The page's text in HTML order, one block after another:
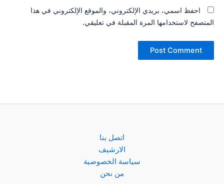
احفظ اسمي، بريدي الإلكتروني، والموقع الإلكتروني في هذا
المتصفح لاستخدامها المرة المقبلة في تعليقي.
اتصل بنا
الارشيف
سياسة الخصوصية
من نحن